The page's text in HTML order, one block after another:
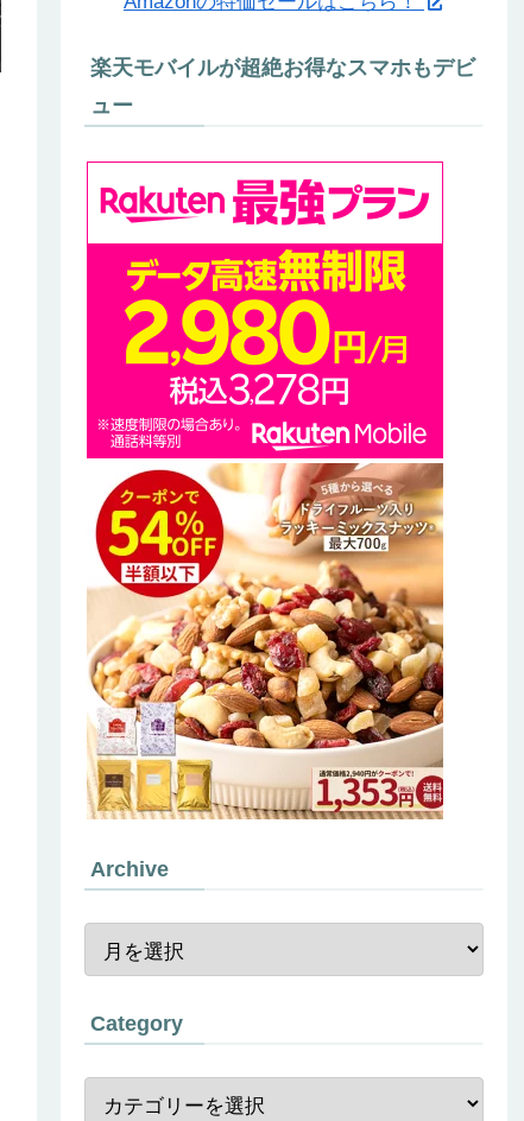
楽天モバイルが超絶お得なスマホもデビ
ュー
Archive
Category